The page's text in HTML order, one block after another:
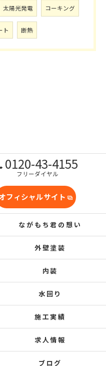
太陽光発電 コーキング
ト 断熱
0120-43-4155
フリーダイヤル
フィシャルサイト
ながもち君の想い
外壁塗装
内装
水回り
施工実績
求人情報
ブログ